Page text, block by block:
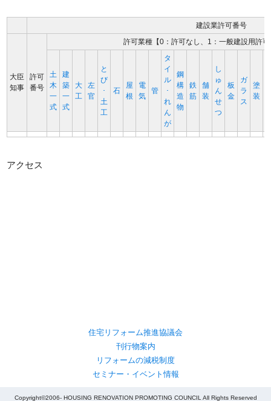
建設業許可番号
大臣
知事
許可
番号
許可業種【0：許可なし、1：一般建設用許
土
木
一
式
建
築
一
式
大
工
左
官
と
び
･
土
工
石
屋
根
電
気
管
タ
イ
ル
･
れ
ん
が
鋼
構
造
物
鉄
筋
舗
装
し
ゅ
ん
せ
つ
板
金
ガ
ラ
ス
塗
装
アクセス
住宅リフォーム推進協議会
刊行物案内
リフォームの減税制度
セミナー・イベント情報
Copyright©2006- HOUSING RENOVATION PROMOTING COUNCIL All Rights Reserved